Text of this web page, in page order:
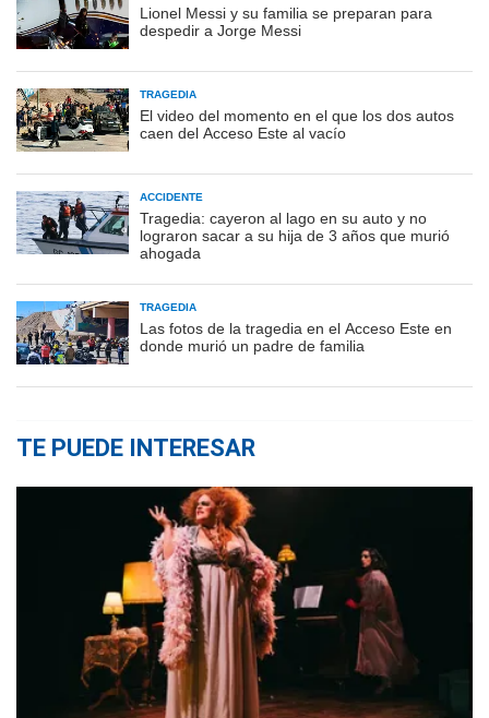
Lionel Messi y su familia se preparan para
despedir a Jorge Messi
TRAGEDIA
El video del momento en el que los dos autos
caen del Acceso Este al vacío
ACCIDENTE
Tragedia: cayeron al lago en su auto y no
lograron sacar a su hija de 3 años que murió
ahogada
TRAGEDIA
Las fotos de la tragedia en el Acceso Este en
donde murió un padre de familia
TE PUEDE INTERESAR